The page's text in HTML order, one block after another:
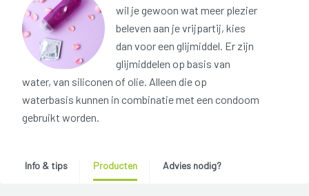
wil je gewoon wat meer plezier
beleven aan je vrijpartij, kies
dan voor een glijmiddel. Er zijn
glijmiddelen op basis van
water, van siliconen of olie. Alleen die op
waterbasis kunnen in combinatie met een condoom
gebruikt worden.
Info & tips Producten Advies nodig?